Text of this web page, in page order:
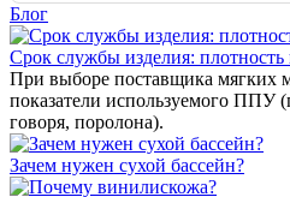
Блог
Срок службы изделия: плотность
При выборе поставщика мягких
показатели используемого ППУ
говоря, поролона).
Зачем нужен сухой бассейн?